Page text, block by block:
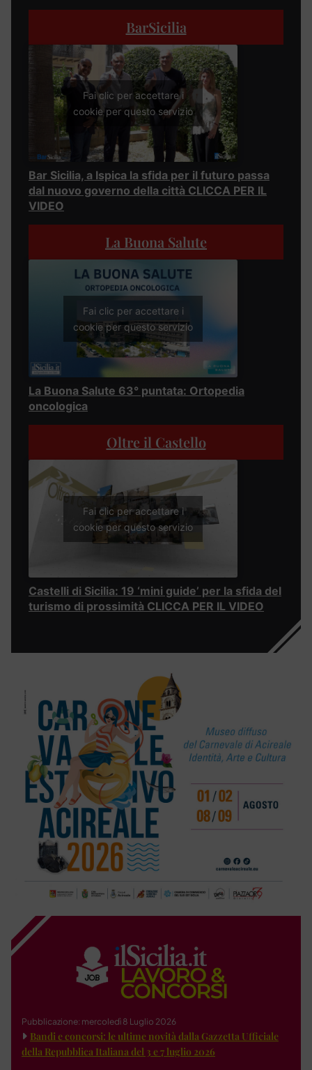
BarSicilia
Fai clic per accettare i
cookie per questo servizio
Bar Sicilia, a Ispica la sfida per il futuro passa
dal nuovo governo della città CLICCA PER IL
VIDEO
La Buona Salute
Fai clic per accettare i
cookie per questo servizio
La Buona Salute 63° puntata: Ortopedia
oncologica
Oltre il Castello
Fai clic per accettare i
cookie per questo servizio
Castelli di Sicilia: 19 ‘mini guide’ per la sfida del
turismo di prossimità CLICCA PER IL VIDEO
Pubblicazione: mercoledì 8 Luglio 2026
Bandi e concorsi: le ultime novità dalla Gazzetta Ufficiale
della Repubblica Italiana del 3 e 7 luglio 2026